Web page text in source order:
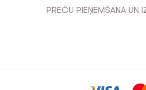
PREČU PIEŅEMŠANA